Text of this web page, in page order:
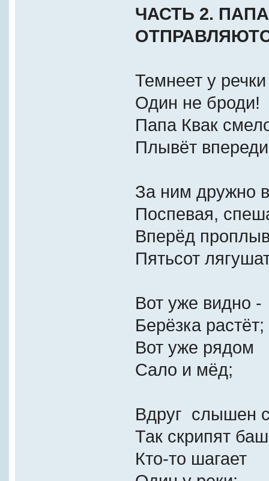
ЧАСТЬ 2.
Темнеет у
Один не броди!
Папа Квак
Плывёт
За ним дружно
Поспевая,
Вперёд
Пятьсот
Вот уже видно -
Берёзка растёт;
Вот уже рядом
Сало и мёд;
Вдруг слышен
Так скрипят
Кто-то шагает